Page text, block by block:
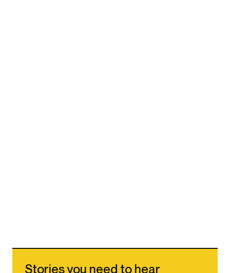
Stories you need to hear